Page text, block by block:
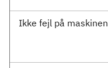
Ikke fejl på maskinen